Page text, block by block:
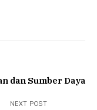
dan Sumber Daya
NEXT POST